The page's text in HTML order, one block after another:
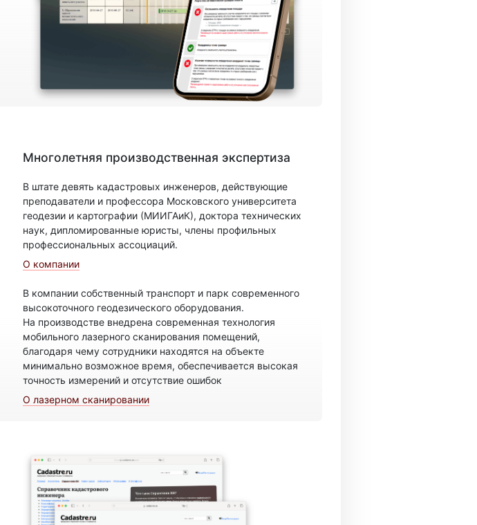
Многолетняя производственная экспертиза
В штате девять кадастровых инженеров, действующие
преподаватели и профессора Московского университета
геодезии и картографии (МИИГАиК), доктора технических
наук, дипломированные юристы, члены профильных
профессиональных ассоциаций.
О компании
В компании собственный транспорт и парк современного
высокоточного геодезического оборудования.
На производстве внедрена современная технология
мобильного лазерного сканирования помещений,
благодаря чему сотрудники находятся на объекте
минимально возможное время, обеспечивается высокая
точность измерений и отсутствие ошибок
О лазерном сканировании